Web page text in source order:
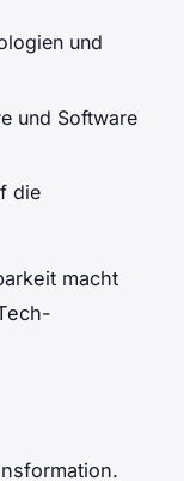
und
und Software
die
macht